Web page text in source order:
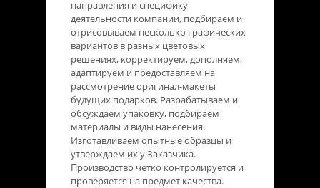
направления и специфику
деятельности компании, подбираем и
отрисовываем несколько графических
вариантов в разных цветовых
решениях, корректируем, дополняем,
адаптируем и предоставляем на
рассмотрение оригинал-макеты
будущих подарков. Разрабатываем и
обсуждаем упаковку, подбираем
материалы и виды нанесения.
Изготавливаем опытные образцы и
утверждаем их у Заказчика.
Производство четко контролируется и
проверяется на предмет качества.